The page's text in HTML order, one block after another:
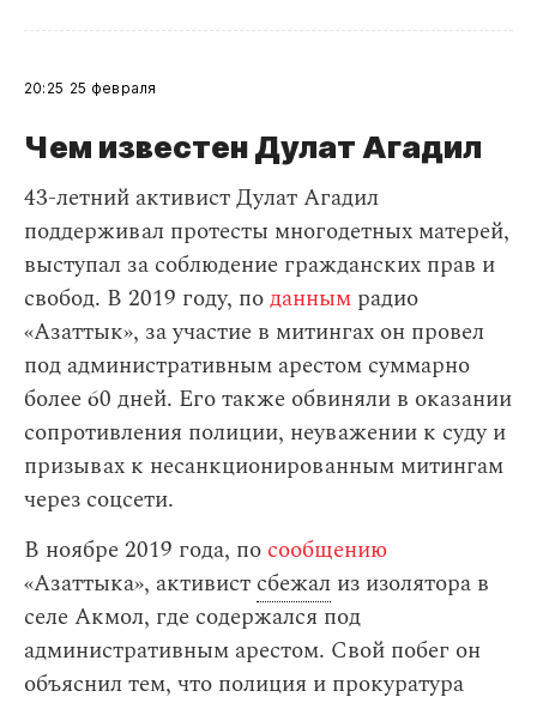
20:25 25 февраля
Чем известен Дулат Агадил​
43-летний активист Дулат Агадил
поддерживал протесты многодетных матерей,
выступал за соблюдение гражданских прав и
свобод. В 2019 году, поданным радио
«Азаттык», за участие в митингах он провел
под административным арестом суммарно
более 60 дней. Его также обвиняли в оказании
сопротивления полиции, неуважении к суду и
призывах к несанкционированным митингам
через соцсети.
В ноябре 2019 года, по сообщению
«Азаттыка», активист сбежал из изолятора в
селе Акмол, где содержался под
административным арестом. Свой побег он
объяснил тем, что полиция и прокуратура